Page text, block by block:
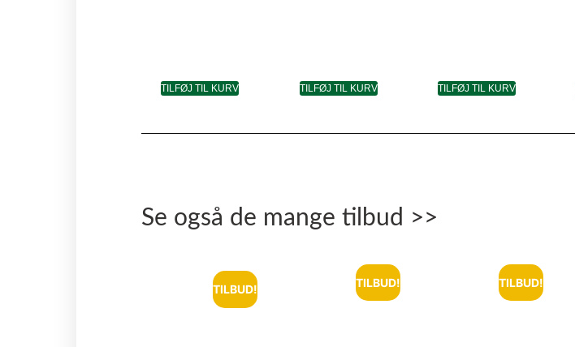
TILFØJ TIL KURV TILFØJ TIL KURV TILFØJ TIL KURV
Se også de mange tilbud >>
TILBUD! TILBUD! TILBUD!